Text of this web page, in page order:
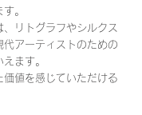
。
、リトグラフやシルクス
代アーティストのための
ます。
価値を感じていただける